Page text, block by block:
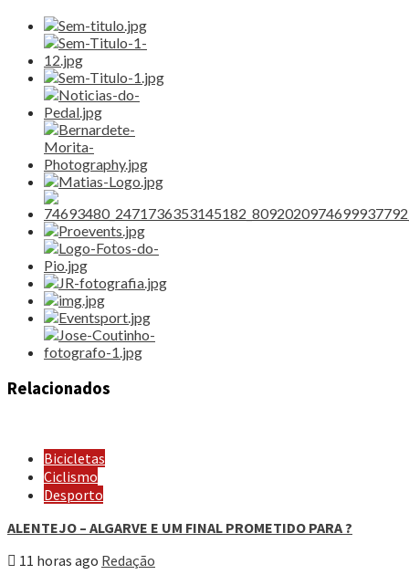
Relacionados
Bicicletas
Ciclismo
Desporto
ALENTEJO – ALGARVE E UM FINAL PROMETIDO PARA ?
11 horas ago Redação